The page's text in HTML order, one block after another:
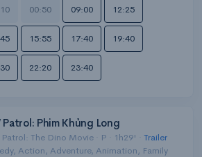
00:50 09:00 12:25
15:55 17:40 19:40
22:20 23:40
Patrol: Phim Khủng Long
The Dino Movie · P · 1h29' · Trailer
Action, Adventure, Animation, Family